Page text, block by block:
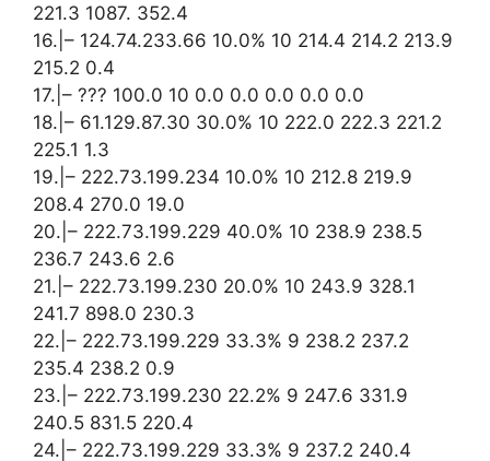
221.3 1087. 352.4
16.|– 124.74.233.66 10.0% 10 214.4 214.2 213.9
215.2 0.4
17.|– ??? 100.0 10 0.0 0.0 0.0 0.0 0.0
18.|– 61.129.87.30 30.0% 10 222.0 222.3 221.2
225.1 1.3
19.|– 222.73.199.234 10.0% 10 212.8 219.9
208.4 270.0 19.0
20.|– 222.73.199.229 40.0% 10 238.9 238.5
236.7 243.6 2.6
21.|– 222.73.199.230 20.0% 10 243.9 328.1
241.7 898.0 230.3
22.|– 222.73.199.229 33.3% 9 238.2 237.2
235.4 238.2 0.9
23.|– 222.73.199.230 22.2% 9 247.6 331.9
240.5 831.5 220.4
24.|– 222.73.199.229 33.3% 9 237.2 240.4